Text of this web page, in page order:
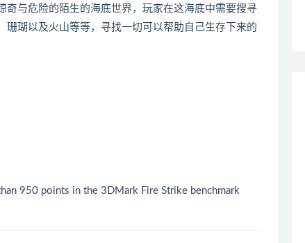
与危险的陌生的海底世界，玩家在这海底中需要搜寻
瑚以及火山等等，寻找一切可以帮助自己生存下来的
950 points in the 3DMark Fire Strike benchmark